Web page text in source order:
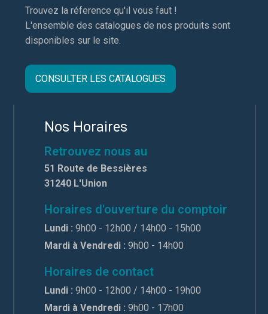
Trouvez la réference qu'il vous faut !
L'ensemble des catalogues de nos produits sont
disponibles sur le site.
CONSULTER LES CATALOGUES
Nos Horaires
Retrouvez nous au
51 Route de Bessières
31240 L'Union
Horaires d'ouverture du comptoir
Lundi : 9h00 - 12h00 / 14h00 - 15h00
Mardi à Vendredi : 9h00 - 14h00
Horaires de contact
Lundi : 9h00 - 12h00 / 14h00 - 19h00
Mardi à Vendredi : 9h00 - 17h00